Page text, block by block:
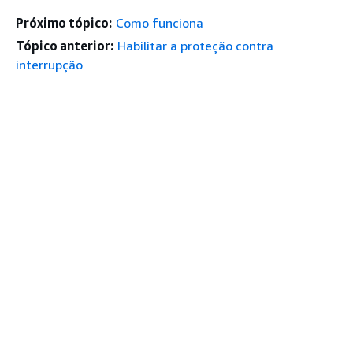
Próximo tópico: Como funciona
Tópico anterior: Habilitar a proteção contra
interrupção